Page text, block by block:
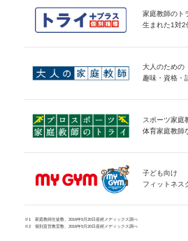
家庭教師のト
生まれた1対2
大人のための
趣味・資格・
スポーツ家庭
体育家庭教師
子ども向け
フィットネス
※1 家庭教師生徒数、2016年5月20日産經メディックス調べ
※2 個別直営教室数、2016年5月20日産經メディックス調べ